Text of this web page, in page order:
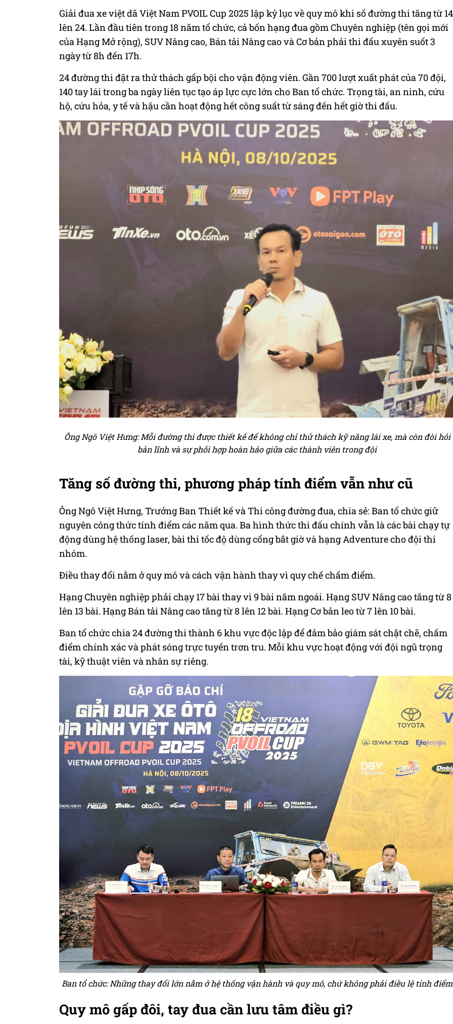
Giải đua xe việt dã Việt Nam PVOIL Cup 2025 lập kỷ lục về quy mô khi số đường thi tăng từ 14
lên 24. Lần đầu tiên trong 18 năm tổ chức, cả bốn hạng đua gồm Chuyên nghiệp (tên gọi mới
của Hạng Mở rộng), SUV Nâng cao, Bán tải Nâng cao và Cơ bản phải thi đấu xuyên suốt 3
ngày từ 8h đến 17h.
24 đường thi đặt ra thử thách gấp bội cho vận động viên. Gần 700 lượt xuất phát của 70 đội,
140 tay lái trong ba ngày liên tục tạo áp lực cực lớn cho Ban tổ chức. Trọng tài, an ninh, cứu
hộ, cứu hỏa, y tế và hậu cần hoạt động hết công suất từ sáng đến hết giờ thi đấu.
Ông Ngô Việt Hưng: Mỗi đường thi được thiết kế để không chỉ thử thách kỹ năng lái xe, mà còn đòi hỏi
bản lĩnh và sự phối hợp hoàn hảo giữa các thành viên trong đội
Tăng số đường thi, phương pháp tính điểm vẫn như cũ
Ông Ngô Việt Hưng, Trưởng Ban Thiết kế và Thi công đường đua, chia sẻ: Ban tổ chức giữ
nguyên công thức tính điểm các năm qua. Ba hình thức thi đấu chính vẫn là các bài chạy tự
động dùng hệ thống laser, bài thi tốc độ dùng cổng bắt giờ và hạng Adventure cho đội thi
nhóm.
Điều thay đổi nằm ở quy mô và cách vận hành thay vì quy chế chấm điểm.
Hạng Chuyên nghiệp phải chạy 17 bài thay vì 9 bài năm ngoái. Hạng SUV Nâng cao tăng từ 8
lên 13 bài. Hạng Bán tải Nâng cao tăng từ 8 lên 12 bài. Hạng Cơ bản leo từ 7 lên 10 bài.
Ban tổ chức chia 24 đường thi thành 6 khu vực độc lập để đảm bảo giám sát chặt chẽ, chấm
điểm chính xác và phát sóng trực tuyến trơn tru. Mỗi khu vực hoạt động với đội ngũ trọng
tài, kỹ thuật viên và nhân sự riêng.
Ban tổ chức: Những thay đổi lớn nằm ở hệ thống vận hành và quy mô, chứ không phải điều lệ tính điểm
Quy mô gấp đôi, tay đua cần lưu tâm điều gì?